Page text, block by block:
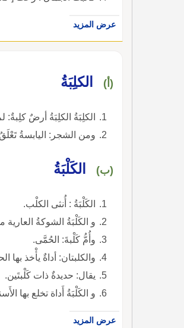
عرض المزيد
(أ) الكلِبَةُ
الكلِبَةُ الكلِبَةُ أرضٌ كلِبةٌ:
ومن الشجر: اليابسةُ
(ب) الكَلْبَةُ
الكَلْبَةُ : أُنثى الكلْب.
و الكَلْبَةُ الشوكةُ العارية
وأُمُّ كَلْبةَ: الحُمَّى.
والكلبتان: أداةٌ يأْخذ بها
يقال: حديدةٌ ذات كَلْبتَين.
و الكَلْبَةُ أَداة تخلع بها
عرض المزيد